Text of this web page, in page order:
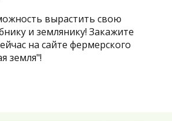
вырастить свою
и землянику! Закажите
на сайте фермерского
земля"!